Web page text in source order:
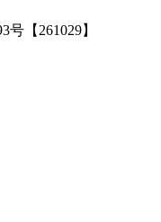
【261029】